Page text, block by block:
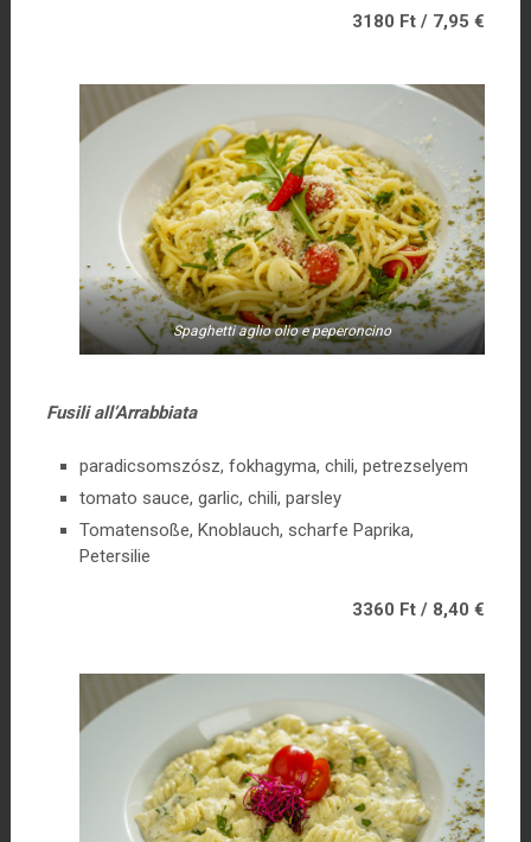
3180 Ft / 7,95 €
Spaghetti aglio olio e peperoncino
Fusili all’Arrabbiata
paradicsomszósz, fokhagyma, chili, petrezselyem
tomato sauce, garlic, chili, parsley
Tomatensoße, Knoblauch, scharfe Paprika,
Petersilie
3360 Ft / 8,40 €